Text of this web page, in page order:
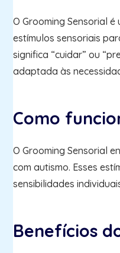
O Grooming Sensorial
estímulos sensoriais
significa “cuidar” ou
adaptada às
Como
O Grooming Sensorial
com autismo. Esses
sensibilidades
Benefícios